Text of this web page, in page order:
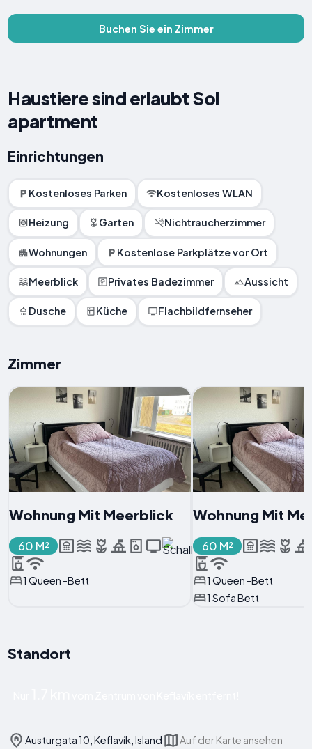
Buchen Sie ein Zimmer
Haustiere sind erlaubt Sol
apartment
Einrichtungen
Kostenloses Parken Kostenloses WLAN
Heizung Garten Nichtraucherzimmer
Wohnungen Kostenlose Parkplätze vor Ort
Meerblick Privates Badezimmer Aussicht
Dusche Küche Flachbildfernseher
Zimmer
Wohnung Mit Meerblick
60 M²
1 Queen -Bett
Wohnung Mit
60 M²
1 Queen -Bett
1 Sofa Bett
Standort
Austurgata 10, Keflavík, Island Auf der Karte ansehen